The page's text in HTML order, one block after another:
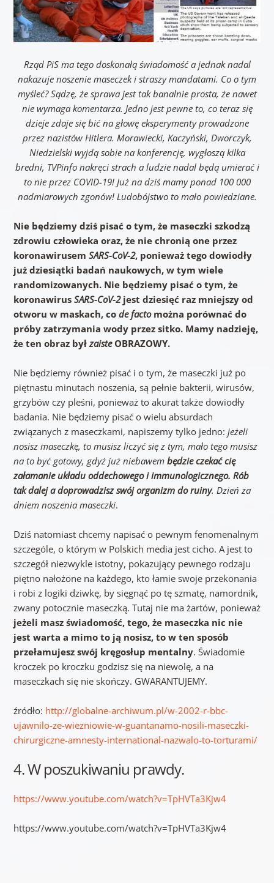
Rząd PiS ma tego doskonałą świadomość a jednak nadal
nakazuje noszenie maseczek i straszy mandatami. Co o tym
myśleć? Sądzę, że sprawa jest tak banalnie prosta, że nawet
nie wymaga komentarza. Jedno jest pewne to, co teraz się
dzieje zdaje się bić na głowę eksperymenty prowadzone
przez nazistów Hitlera. Morawiecki, Kaczyński, Dworczyk,
Niedzielski wyjdą sobie na konferencję, wygłoszą kilka
bredni, TVPinfo nakręci strach a ludzie nadal będą umierać i
to nie przez COVID-19! Już na dziś mamy ponad 100 000
nadmiarowych zgonów! Ludobójstwo to mało powiedziane.
Nie będziemy dziś pisać o tym, że maseczki szkodzą
zdrowiu człowieka oraz, że nie chronią one przez
koronawirusem SARS-CoV-2, ponieważ tego dowiodły
już dziesiątki badań naukowych, w tym wiele
randomizowanych. Nie będziemy pisać o tym, że
koronawirus SARS-CoV-2 jest dziesięć raz mniejszy od
otworu w maskach, co de facto można porównać do
próby zatrzymania wody przez sitko. Mamy nadzieję,
że ten obraz był zaiste OBRAZOWY.
Nie będziemy również pisać i o tym, że maseczki już po
piętnastu minutach noszenia, są pełnie bakterii, wirusów,
grzybów czy pleśni, ponieważ to akurat także dowiodły
badania. Nie będziemy pisać o wielu absurdach
związanych z maseczkami, napiszemy tylko jedno: jeżeli
nosisz maseczkę, to musisz liczyć się z tym, mało tego musisz
na to być gotowy, gdyż już niebawem będzie czekać cię
załamanie układu oddechowego i immunologicznego. Rób
tak dalej a doprowadzisz swój organizm do ruiny. Dzień za
dniem noszenia maseczki.
Dziś natomiast chcemy napisać o pewnym fenomenalnym
szczególe, o którym w Polskich media jest cicho. A jest to
szczegół niezwykle istotny, pokazujący pewnego rodzaju
piętno nałożone na każdego, kto łamie swoje przekonania
i robi z logiki dziwkę, by sięgnąć po tę szmatę, namordnik,
zwany potocznie maseczką. Tutaj nie ma żartów, ponieważ
jeżeli masz świadomość, tego, że maseczka nic nie
jest warta a mimo to ją nosisz, to w ten sposób
przełamujesz swój kręgosłup mentalny. Świadomie
kroczek po kroczku godzisz się na niewolę, a na
maseczkach się nie skończy. GWARANTUJEMY.
źródło: http://globalne-archiwum.pl/w-2002-r-bbc-
ujawnilo-ze-wiezniowie-w-guantanamo-nosili-maseczki-
chirurgiczne-amnesty-international-nazwalo-to-torturami/
4. W poszukiwaniu prawdy.
https://www.youtube.com/watch?v=TpHVTa3Kjw4
https://www.youtube.com/watch?v=TpHVTa3Kjw4